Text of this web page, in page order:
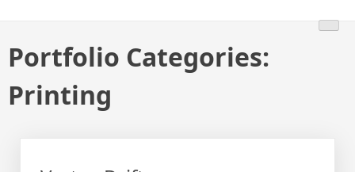
Portfolio Categories:
Printing